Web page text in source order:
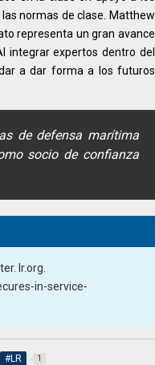
normas de clase. Matthew
representa un gran avance
integrar expertos dentro del
a dar forma a los futuros
de defensa marítima
socio de confianza
lr.org.
in-service-
#LR 1